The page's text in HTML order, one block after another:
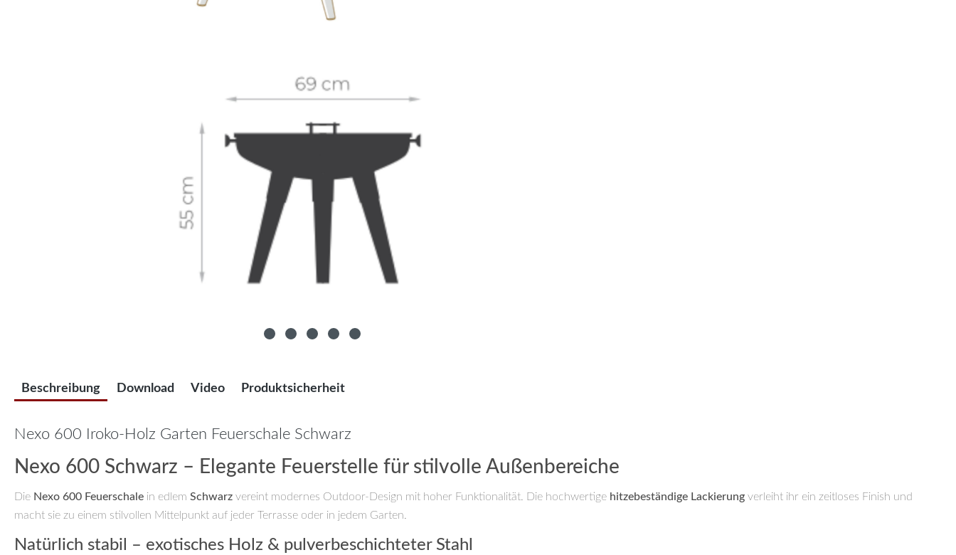
Beschreibung Download Video Produktsicherheit
Nexo 600 Iroko-Holz Garten Feuerschale Schwarz
Nexo 600 Schwarz – Elegante Feuerstelle für stilvolle Außenbereiche
Die Nexo 600 Feuerschale in edlem Schwarz vereint modernes Outdoor-Design mit hoher Funktionalität. Die hochwertige hitzebeständige Lackierung verleiht ihr ein zeitloses Finish und
macht sie zu einem stilvollen Mittelpunkt auf jeder Terrasse oder in jedem Garten.
Natürlich stabil – exotisches Holz & pulverbeschichteter Stahl